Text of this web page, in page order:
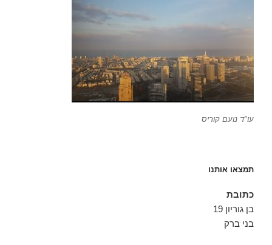
עו"ד נועם קוריס
תמצאו אותנו
כתובת
בן גוריון 19
בני ברק